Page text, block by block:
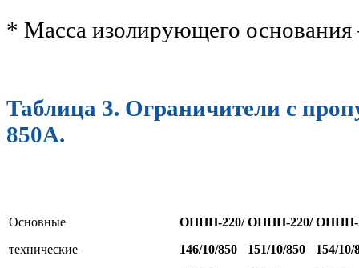
* Масса изолирующего основания
Таблица 3. Ограничители с
850А.
Основные
технические
ОПНП-220/
146/10/850
ОПНП-220/
151/10/850
ОПНП-
154/10/